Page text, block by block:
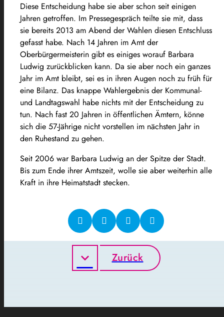
Diese Entscheidung habe sie aber schon seit einigen
Jahren getroffen. Im Pressegespräch teilte sie mit, dass
sie bereits 2013 am Abend der Wahlen diesen Entschluss
gefasst habe. Nach 14 Jahren im Amt der
Oberbürgermeisterin gibt es einiges worauf Barbara
Ludwig zurückblicken kann. Da sie aber noch ein ganzes
Jahr im Amt bleibt, sei es in ihren Augen noch zu früh für
eine Bilanz. Das knappe Wahlergebnis der Kommunal-
und Landtagswahl habe nichts mit der Entscheidung zu
tun. Nach fast 20 Jahren in öffentlichen Ämtern, könne
sich die 57-Jährige nicht vorstellen im nächsten Jahr in
den Ruhestand zu gehen.
Seit 2006 war Barbara Ludwig an der Spitze der Stadt.
Bis zum Ende ihrer Amtszeit, wolle sie aber weiterhin alle
Kraft in ihre Heimatstadt stecken.
Zurück